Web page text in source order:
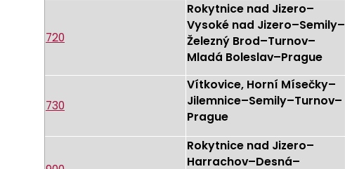
720
Rokytnice nad Jizero–
Vysoké nad Jizero–Semily–
Železný Brod–Turnov–
Mladá Boleslav–Prague
730
Vítkovice, Horní Mísečky–
Jilemnice–Semily–Turnov–
Prague
Rokytnice nad Jizero–
Harrachov–Desná–